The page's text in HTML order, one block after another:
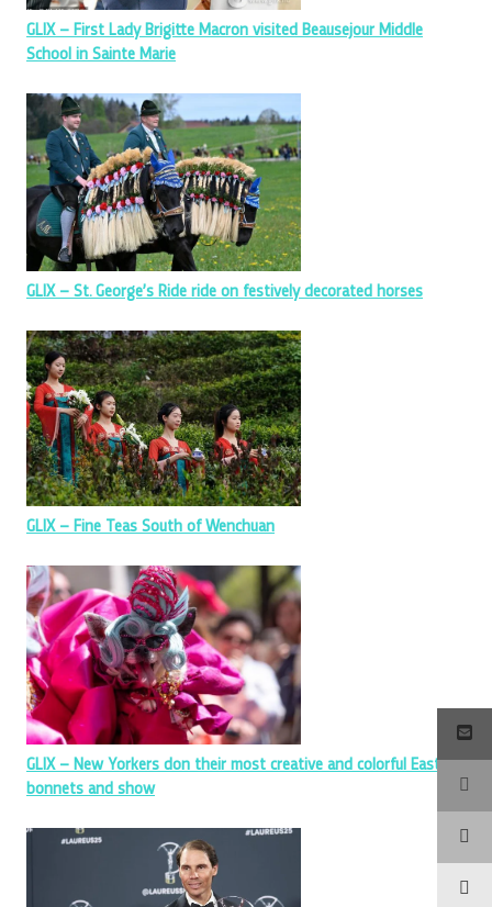
GLIX – First Lady Brigitte Macron visited Beausejour Middle
School in Sainte Marie
GLIX – St. George’s Ride ride on festively decorated horses
GLIX – Fine Teas South of Wenchuan
GLIX – New Yorkers don their most creative and colorful Easter
bonnets and show